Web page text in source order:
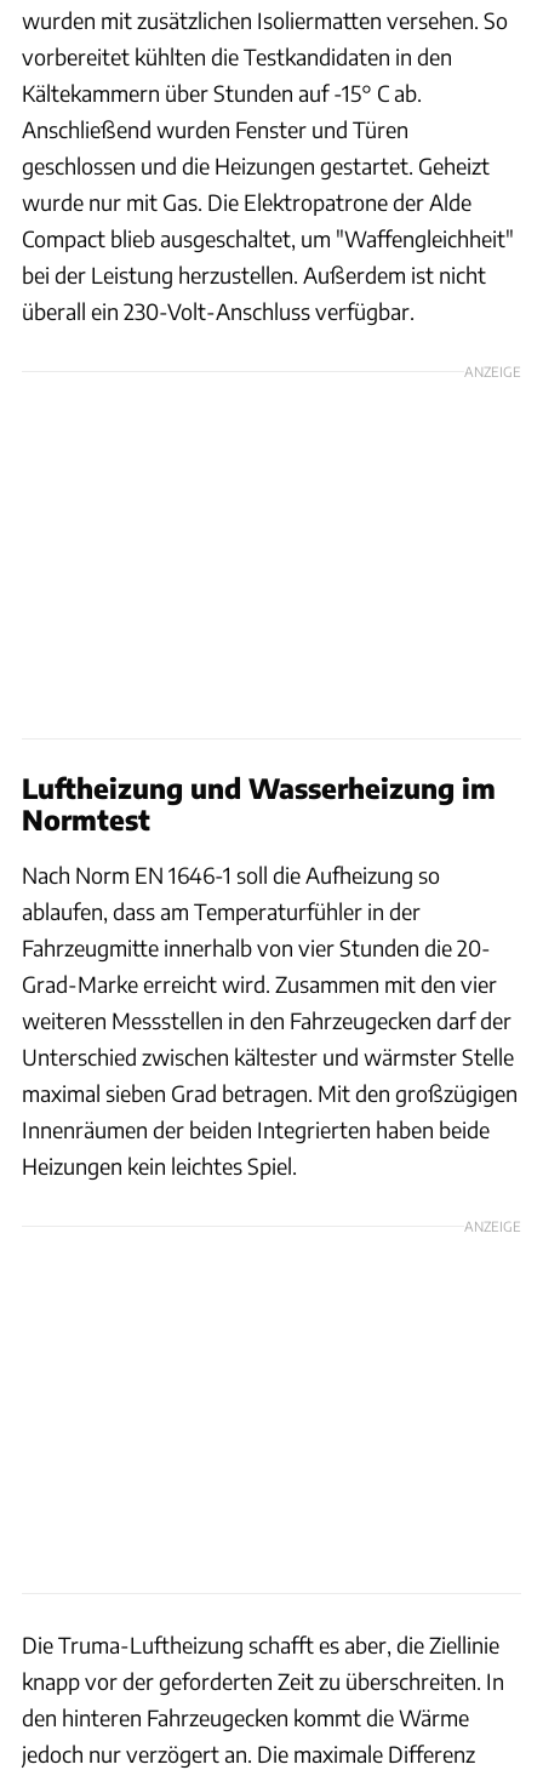
wurden mit zusätzlichen Isoliermatten versehen. So
vorbereitet kühlten die Testkandidaten in den
Kältekammern über Stunden auf -15° C ab.
Anschließend wurden Fenster und Türen
geschlossen und die Heizungen gestartet. Geheizt
wurde nur mit Gas. Die Elektropatrone der Alde
Compact blieb ausgeschaltet, um "Waffengleichheit"
bei der Leistung herzustellen. Außerdem ist nicht
überall ein 230-Volt-Anschluss verfügbar.
ANZEIGE
Luftheizung und Wasserheizung im
Normtest
Nach Norm EN 1646-1 soll die Aufheizung so
ablaufen, dass am Temperaturfühler in der
Fahrzeugmitte innerhalb von vier Stunden die 20-
Grad-Marke erreicht wird. Zusammen mit den vier
weiteren Messstellen in den Fahrzeugecken darf der
Unterschied zwischen kältester und wärmster Stelle
maximal sieben Grad betragen. Mit den großzügigen
Innenräumen der beiden Integrierten haben beide
Heizungen kein leichtes Spiel.
ANZEIGE
Die Truma-Luftheizung schafft es aber, die Ziellinie
knapp vor der geforderten Zeit zu überschreiten. In
den hinteren Fahrzeugecken kommt die Wärme
jedoch nur verzögert an. Die maximale Differenz